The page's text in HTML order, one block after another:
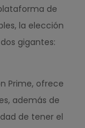
de
la elección
gigantes:
Prime, ofrece
además de
de tener el